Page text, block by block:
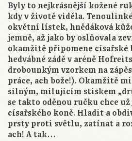
Byly to nejkrásnější kožené
kdy v životě viděla.
okvětní lístek, hnědáková
jemně, až jako by oslňovala
okamžitě připomene císařské
hedvábné zádě v aréně
drobounkým vzorkem na
práce, ach bože!). Okamžitě
silným, milujícím stiskem
se takto oděnou ručku chce
císařského koně. Hladit a
prsty proti světlu, zatínat a
ach! A tak…